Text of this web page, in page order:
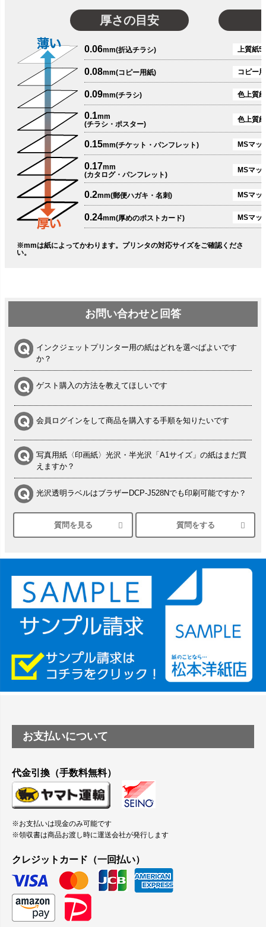
厚さの目安
0.06mm(折込チラシ) 上質紙
0.08mm(コピー用紙) コピー
0.09mm(チラシ) 色上質
0.1mm
(チラシ・ポスター)
色上質
0.15mm(チケット・パンフレット) MSマッ
0.17mm
(カタログ・パンフレット)
MSマッ
0.2mm(郵便ハガキ・名刺) MSマッ
0.24mm(厚めのポストカード) MSマッ
※mmは紙によってかわります。プリンタの対応サイズをご確認くださ
い。
お問い合わせと回答
インクジェットプリンター用の紙はどれを選べばよいです
か？
ゲスト購入の方法を教えてほしいです
会員ログインをして商品を購入する手順を知りたいです
写真用紙〈印画紙〉光沢・半光沢「A1サイズ」の紙はまだ買
えますか？
光沢透明ラベルはブラザーDCP-J528Nでも印刷可能ですか？
シルバーペーパーにEPSON EP-30VAで印刷するときの設定
は？
ーSC-P8050に対応してますか
塩ビのロール紙で離型紙が透明の商品はありますか
つや消し半透明ラベルのロールタイプはありますか？
縦420mm×横650mmの包装紙に適した紙はありますか？
質問を見る 質問をする
お支払いについて
代金引換（手数料無料）
※お支払いは現金のみ可能です
※領収書は商品お渡し時に運送会社が発行します
クレジットカード（一回払い）